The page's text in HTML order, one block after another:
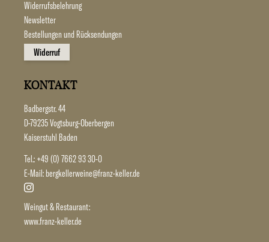
Widerrufsbelehrung
Newsletter
Bestellungen und Rücksendungen
Widerruf
KONTAKT
Badbergstr. 44
D-79235 Vogtsburg-Oberbergen
Kaiserstuhl Baden
Tel.: +49 (0) 7662 93 30-0
E-Mail:bergkellerweine@franz-keller.de
Weingut & Restaurant:
www.franz-keller.de